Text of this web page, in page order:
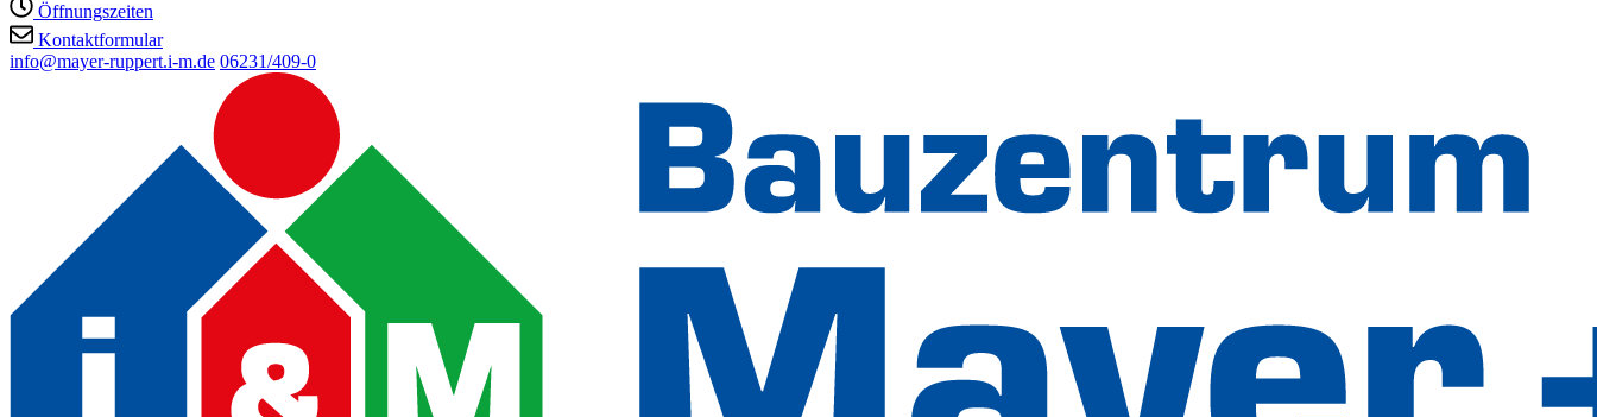
Öffnungszeiten
Kontaktformular
info@mayer-ruppert.i-m.de 06231/409-0